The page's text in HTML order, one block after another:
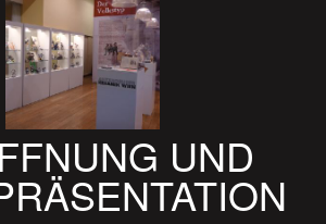
UND